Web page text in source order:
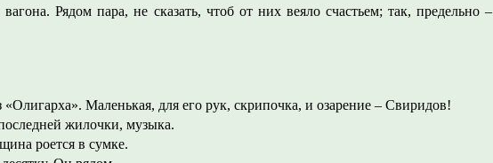
Рядом пара, не сказать, чтоб от них веяло счастьем; так, предельно –
Маленькая, для его рук, скрипочка, и озарение – Свиридов!
жилочки, музыка.
роется в сумке.